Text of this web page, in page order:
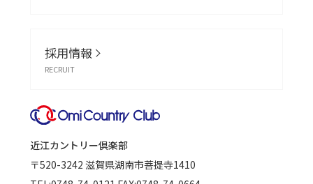
採用情報
RECRUIT
近江カントリー倶楽部
〒520-3242 滋賀県湖南市菩提寺1410